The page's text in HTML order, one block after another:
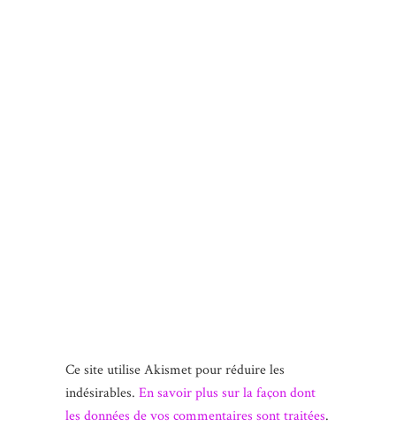
Ce site utilise Akismet pour réduire les
indésirables. En savoir plus sur la façon dont
les données de vos commentaires sont traitées.